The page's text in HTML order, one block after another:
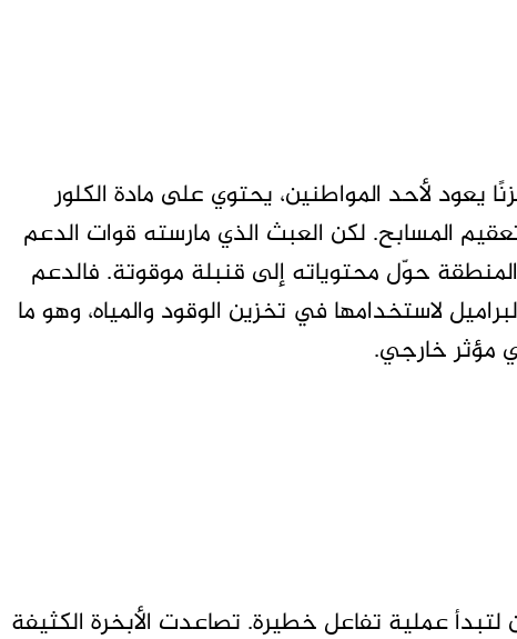
يعود لأحد المواطنين، يحتوي على مادة الكلور
المسابح. لكن العبث الذي مارسته قوات الدعم
حوّل محتوياته إلى قنبلة موقوتة. فالدعم
لاستخدامها في تخزين الوقود والمياه، وهو ما
مؤثر خارجي.
عملية تفاعل خطيرة. تصاعدت الأبخرة الكثيفة